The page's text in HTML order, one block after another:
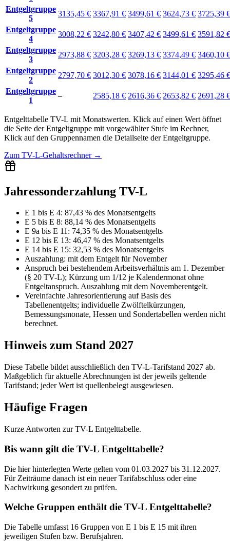
Entgeltgruppe
5
3135,45 € 3367,91 € 3499,61 € 3624,73 € 3725,39 €
Entgeltgruppe
4
3008,22 € 3242,80 € 3407,42 € 3499,61 € 3591,82 €
Entgeltgruppe
3
2973,88 € 3203,28 € 3269,13 € 3374,49 € 3460,10 €
Entgeltgruppe
2
2797,70 € 3012,30 € 3078,16 € 3144,01 € 3295,46 €
Entgeltgruppe
1
– 2585,18 € 2616,36 € 2653,82 € 2691,28 €
Entgelttabelle TV-L mit Monatswerten. Klick auf einen Wert öffnet
die Seite der Entgeltgruppe mit vorgewählter Stufe im Rechner,
Klick auf den Gruppennamen die Detailseite der Entgeltgruppe.
Zum TV-L-Gehaltsrechner→
Jahressonderzahlung TV-L
E 1 bis E 4: 87,43 % des Monatsentgelts
E 5 bis E 8: 88,14 % des Monatsentgelts
E 9a bis E 11: 74,35 % des Monatsentgelts
E 12 bis E 13: 46,47 % des Monatsentgelts
E 14 bis E 15: 32,53 % des Monatsentgelts
Auszahlung: mit dem Entgelt fürNovember
Anspruch bei bestehendem Arbeitsverhältnis am 1. Dezember
(§ 20 TV-L); Kürzung um 1/12 je Kalendermonat ohne
Entgeltanspruch. Auszahlung mit dem Novemberentgelt.
Vereinfachte Jahresorientierung auf Basis des
Tabellenentgelts; individuelle Zwölftelkürzungen,
Bemessungsmonate, Hessen und Sondertabellen werden nicht
berechnet.
Hinweis zum Stand 2027
Diese Tabelle bildet ausschließlich den TV-L-Tarifstand 2027 ab.
Maßgeblich für aktuelle Abrechnungen ist der jeweils geltende
Tarifstand; jeder Wert ist quellenbelegt ausgewiesen.
Häufige Fragen
Kurze Antworten zur TV-L Entgelttabelle.
Bis wann gilt die TV-L Entgelttabelle?
Die hier hinterlegten Werte gelten vom 01.03.2027 bis 31.12.2027.
Für Zeiträume danach ist ein neuer Tarifabschluss oder eine
Nachwirkung gesondert zu prüfen.
Welche Gruppen enthält die TV-L Entgelttabelle?
Die Tabelle umfasst 16 Gruppen von E 1 bis E 15 mit ihren
jeweiligen Stufen bzw. Berufsjahren.